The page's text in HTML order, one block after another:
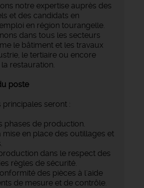
notre expertise auprès des
et des candidats en
en région tourangelle.
dans tous les secteurs
le bâtiment et les travaux
le tertiaire ou encore
restauration.
poste
principales seront :
phases de production.
mise en place des outillages et
dans le respect des
règles de sécurité.
des pièces à l'aide
de mesure et de contrôle.